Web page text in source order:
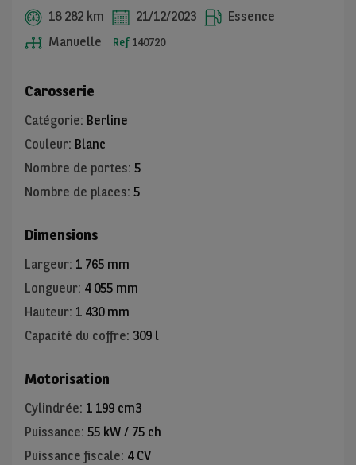
18 282 km 21/12/2023
Essence
Manuelle
Ref 140720
Carosserie
Catégorie: Berline
Couleur: Blanc
Nombre de portes: 5
Nombre de places: 5
Dimensions
Largeur: 1 765 mm
Longueur: 4 055 mm
Hauteur: 1 430 mm
Capacité du coffre: 309 l
Motorisation
Cylindrée: 1 199 cm3
Puissance: 55 kW / 75 ch
Puissance fiscale: 4 CV